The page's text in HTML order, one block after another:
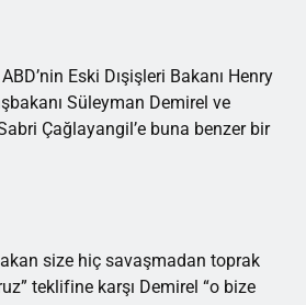
Eski Dışişleri Bakanı Henry
Süleyman Demirel ve
Çağlayangil’e buna benzer bir
size hiç savaşmadan toprak
teklifine karşı Demirel “o bize